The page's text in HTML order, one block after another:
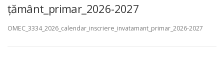
țământ_primar_2026-2027
OMEC_3334_2026_calendar_inscriere_invatamant_primar_2026-2027